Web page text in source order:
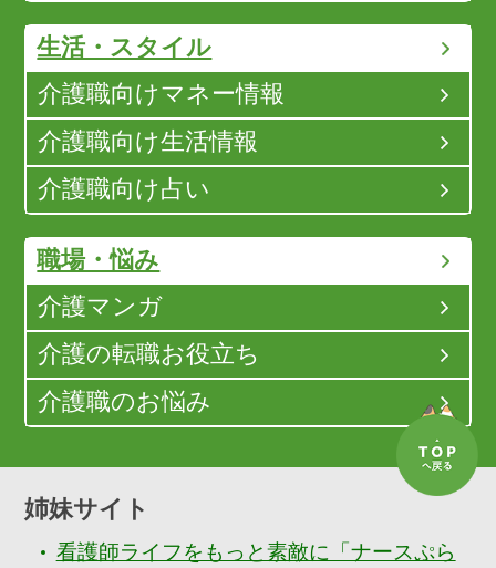
生活・スタイル
介護職向けマネー情報
介護職向け生活情報
介護職向け占い
職場・悩み
介護マンガ
介護の転職お役立ち
介護職のお悩み
姉妹サイト
看護師ライフをもっと素敵に「ナースぷら